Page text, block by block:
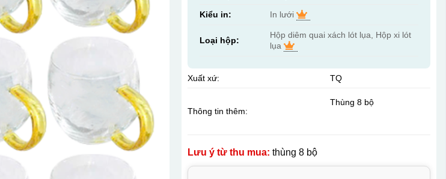
Kiểu in: In lưới
Loại hộp:
Hộp diêm quai xách lót lụa, Hộp xi lót
lụa
Xuất xứ: TQ
Thông tin thêm:
Thùng 8 bộ
Lưu ý từ thu mua: thùng 8 bộ